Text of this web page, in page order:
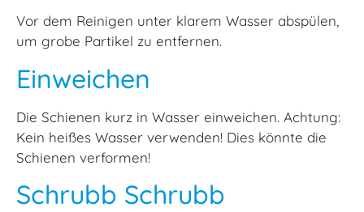
Vor dem Reinigen unter klarem Wasser abspülen,
um grobe Partikel zu entfernen.
Einweichen
Die Schienen kurz in Wasser einweichen. Achtung:
Kein heißes Wasser verwenden! Dies könnte die
Schienen verformen!
Schrubb Schrubb